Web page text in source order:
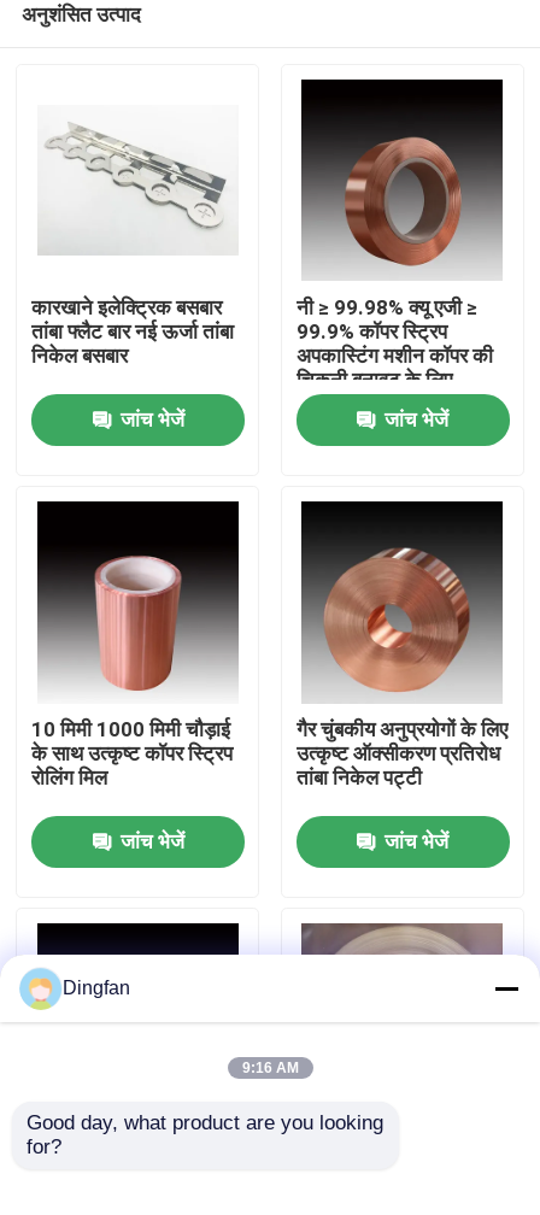
उत्पादों
हमारे बारे में
कारखाना भ्रमण
गुणवत्ता नियंत्रण
समाचार
शुद्ध निकल पट्टी
अनुशंसित उत्पाद
कारखाने इलेक्ट्रिक बसबार
तांबा फ्लैट बार नई ऊर्जा तांबा
निकेल बसबार
जांच भेजें
नी ≥ 99.98% क्यू एजी ≥
99.9% कॉपर स्ट्रिप
अपकास्टिंग मशीन कॉपर की
चिकनी बनावट के लिए
जांच भेजें
10 मिमी 1000 मिमी चौड़ाई
के साथ उत्कृष्ट कॉपर स्ट्रिप
रोलिंग मिल
जांच भेजें
गैर चुंबकीय अनुप्रयोगों के लिए
उत्कृष्ट ऑक्सीकरण प्रतिरोध
तांबा निकेल पट्टी
जांच भेजें
समुद्री और अपतटीय
Dingfan
9:16 AM
Good day, what product are you looking
for?